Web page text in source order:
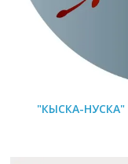
"КЫСКА-НУСКА"